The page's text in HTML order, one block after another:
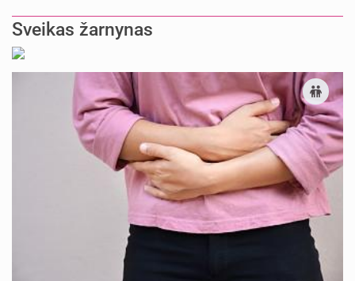
Sveikas žarnynas